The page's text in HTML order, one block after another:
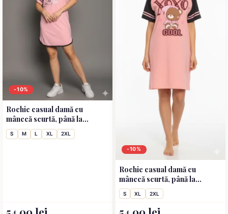
-10%
Rochie casual damă cu
mânecă scurtă, până la
genunchi, imprimeu Milk, roz
S M L XL 2XL
-10%
Rochie casual damă cu
mânecă scurtă, până la
genunchi, imprimeu XOXO,
roz
S XL 2XL